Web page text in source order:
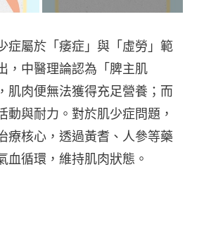
症屬於「痿症」與「虛勞」範
，中醫理論認為「脾主肌
肌肉便無法獲得充足營養；而
動與耐力。對於肌少症問題，
療核心，透過黃耆、人參等藥
血循環，維持肌肉狀態。